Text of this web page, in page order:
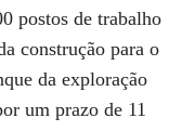
postos de trabalho
construção para o
da exploração
um prazo de 11